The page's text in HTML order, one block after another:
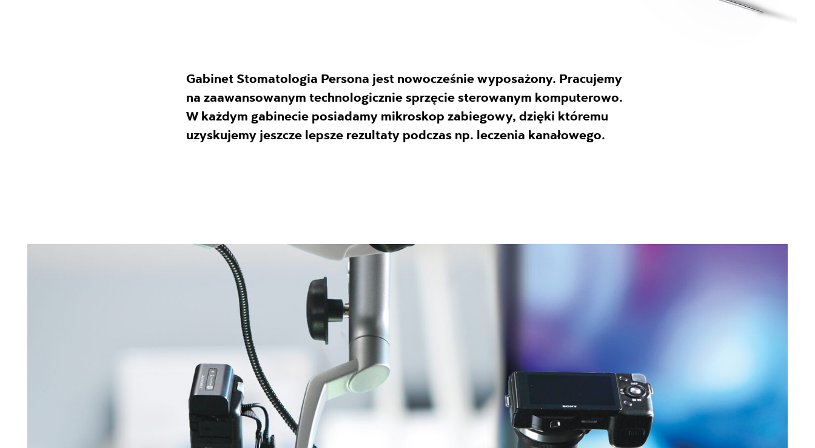
Gabinet Stomatologia Persona jest nowocześnie wyposażony. Pracujemy
na zaawansowanym technologicznie sprzęcie sterowanym komputerowo.
W każdym gabinecie posiadamy mikroskop zabiegowy, dzięki któremu
uzyskujemy jeszcze lepsze rezultaty podczas np. leczenia kanałowego.